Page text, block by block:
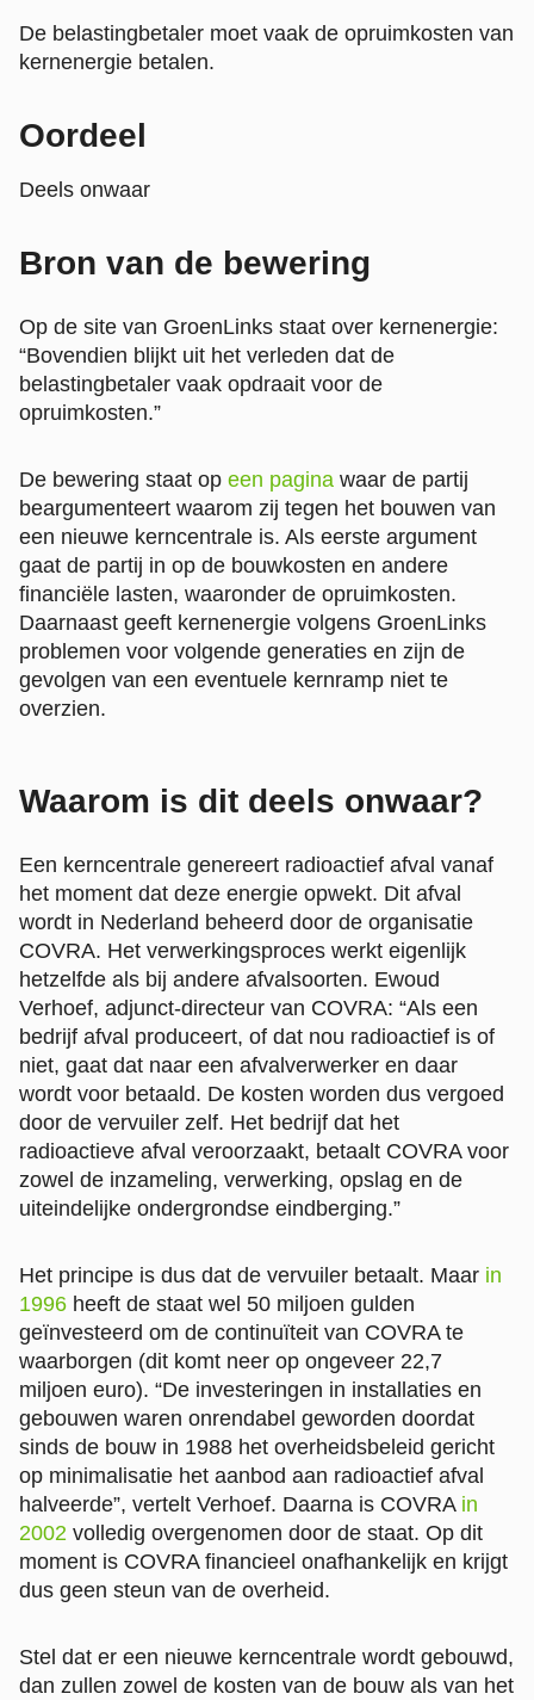
De belastingbetaler moet vaak de opruimkosten van
kernenergie betalen.
Oordeel
Deels onwaar
Bron van de bewering
Op de site van GroenLinks staat over kernenergie:
“Bovendien blijkt uit het verleden dat de
belastingbetaler vaak opdraait voor de
opruimkosten.”
De bewering staat op een pagina waar de partij
beargumenteert waarom zij tegen het bouwen van
een nieuwe kerncentrale is. Als eerste argument
gaat de partij in op de bouwkosten en andere
financiële lasten, waaronder de opruimkosten.
Daarnaast geeft kernenergie volgens GroenLinks
problemen voor volgende generaties en zijn de
gevolgen van een eventuele kernramp niet te
overzien.
Waarom is dit deels onwaar?
Een kerncentrale genereert radioactief afval vanaf
het moment dat deze energie opwekt. Dit afval
wordt in Nederland beheerd door de organisatie
COVRA. Het verwerkingsproces werkt eigenlijk
hetzelfde als bij andere afvalsoorten. Ewoud
Verhoef, adjunct-directeur van COVRA: “Als een
bedrijf afval produceert, of dat nou radioactief is of
niet, gaat dat naar een afvalverwerker en daar
wordt voor betaald. De kosten worden dus vergoed
door de vervuiler zelf. Het bedrijf dat het
radioactieve afval veroorzaakt, betaalt COVRA voor
zowel de inzameling, verwerking, opslag en de
uiteindelijke ondergrondse eindberging.”
Het principe is dus dat de vervuiler betaalt. Maar in
1996 heeft de staat wel 50 miljoen gulden
geïnvesteerd om de continuïteit van COVRA te
waarborgen (dit komt neer op ongeveer 22,7
miljoen euro). “De investeringen in installaties en
gebouwen waren onrendabel geworden doordat
sinds de bouw in 1988 het overheidsbeleid gericht
op minimalisatie het aanbod aan radioactief afval
halveerde”, vertelt Verhoef. Daarna is COVRA in
2002 volledig overgenomen door de staat. Op dit
moment is COVRA financieel onafhankelijk en krijgt
dus geen steun van de overheid.
Stel dat er een nieuwe kerncentrale wordt gebouwd,
dan zullen zowel de kosten van de bouw als van het